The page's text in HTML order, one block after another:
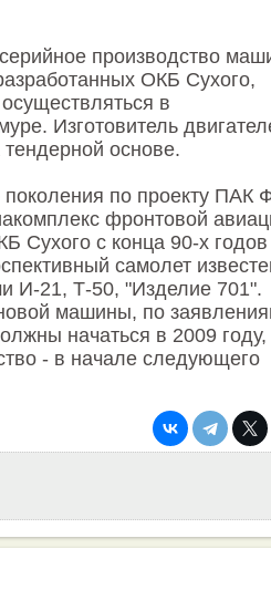
производство
ОКБ Сухого,
в
Изготовитель
основе.
поколения по проекту ПАК
фронтовой
Сухого с конца 90-х годов
самолет
И-21, Т-50, "Изделие 701".
машины, по
начаться в 2009 году,
- в начале следующего